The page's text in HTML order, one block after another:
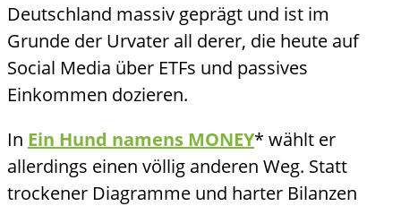
Deutschland massiv geprägt und ist im
Grunde der Urvater all derer, die heute auf
Social Media über ETFs und passives
Einkommen dozieren.
In Ein Hund namens MONEY* wählt er
allerdings einen völlig anderen Weg. Statt
trockener Diagramme und harter Bilanzen